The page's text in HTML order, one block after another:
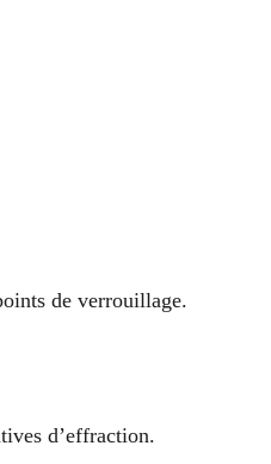
de verrouillage.
d’effraction.